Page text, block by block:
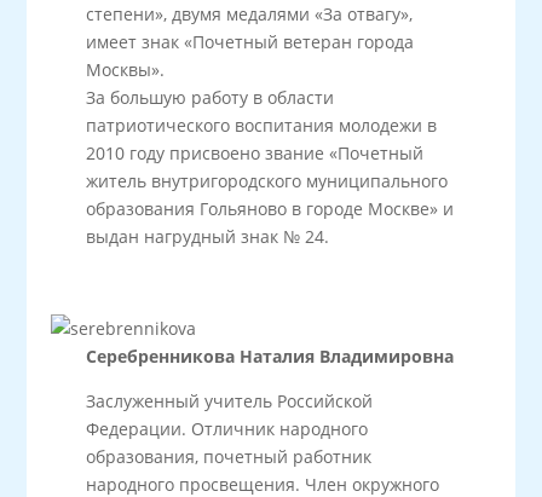
степени», двумя медалями «За отвагу»,
имеет знак «Почетный ветеран города
Москвы».
За большую работу в области
патриотического воспитания молодежи в
2010 году присвоено звание «Почетный
житель внутригородского муниципального
образования Гольяново в городе Москве» и
выдан нагрудный знак № 24.
Серебренникова Наталия Владимировна
Заслуженный учитель Российской
Федерации. Отличник народного
образования, почетный работник
народного просвещения. Член окружного